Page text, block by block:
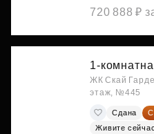
720 888 ₽
1-
ЖК Скай
этаж, №445
Сдана
Живите